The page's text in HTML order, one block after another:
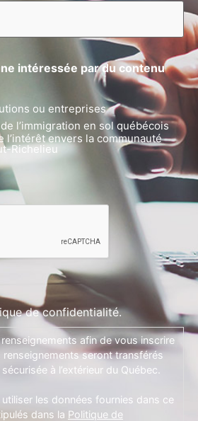
intéressée par du contenu
ou entreprises
l’immigration en sol québécois
l’intérêt envers la communauté
Richelieu
de confidentialité.
afin de vous inscrire
seront transférés
à l’extérieur du Québec.
utiliser les données fournies dans ce
dans la Politique de